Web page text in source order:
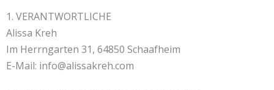
1. VERANTWORTLICHE
Alissa Kreh
Im Herrngarten 31, 64850 Schaafheim
E-Mail: info@alissakreh.com